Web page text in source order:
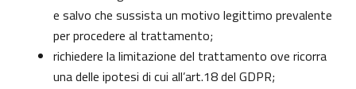
e salvo che sussista un motivo legittimo prevalente
per procedere al trattamento;
richiedere la limitazione del trattamento ove ricorra
una delle ipotesi di cui all’art.18 del GDPR;